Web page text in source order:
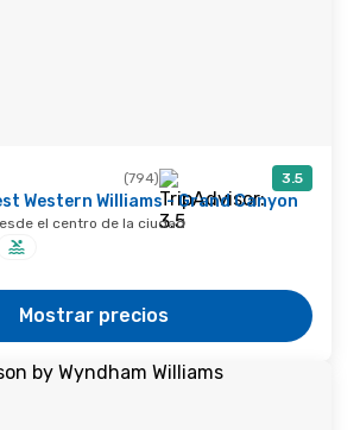
(794) 3.5
Western Williams - Grand Canyon
el centro de la ciudad
Mostrar precios